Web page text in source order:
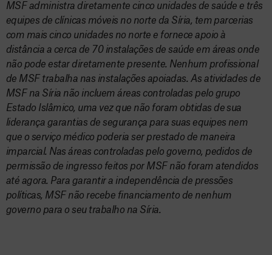
MSF administra diretamente cinco unidades de saúde e três
equipes de clínicas móveis no norte da Síria, tem parcerias
com mais cinco unidades no norte e fornece apoio à
distância a cerca de 70 instalações de saúde em áreas onde
não pode estar diretamente presente. Nenhum profissional
de MSF trabalha nas instalações apoiadas. As atividades de
MSF na Síria não incluem áreas controladas pelo grupo
Estado Islâmico, uma vez que não foram obtidas de sua
liderança garantias de segurança para suas equipes nem
que o serviço médico poderia ser prestado de maneira
imparcial. Nas áreas controladas pelo governo, pedidos de
permissão de ingresso feitos por MSF não foram atendidos
até agora. Para garantir a independência de pressões
políticas, MSF não recebe financiamento de nenhum
governo para o seu trabalho na Síria.